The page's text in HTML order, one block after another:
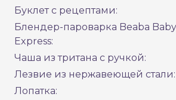
Буклет с рецептами:
Блендер-пароварка Beaba
Express:
Чаша из тритана с ручкой:
Лезвие из нержавеющей стали:
Лопатка: